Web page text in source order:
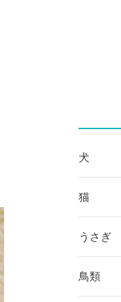
犬
猫
うさぎ
鳥類